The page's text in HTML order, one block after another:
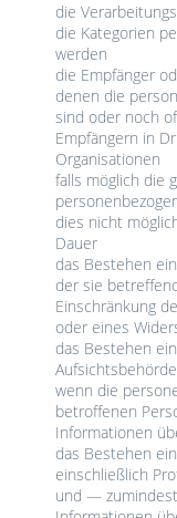
die
die Kategorien
werden
die Empfänger
denen die
sind oder noch
Empfängern in
Organisationen
falls möglich die
dies nicht
Dauer
das Bestehen
der sie
Einschränkung
oder eines
das Bestehen
Aufsichtsbehörde
wenn die
betroffenen
Informationen
das Bestehen
einschließlich
und —